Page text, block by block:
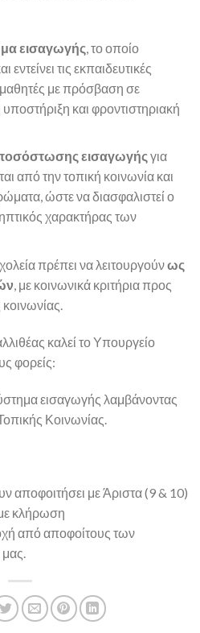
εισαγωγής, το οποίο
εντείνει τις εκπαιδευτικές
με πρόσβαση σε
και φροντιστηριακή
εισαγωγής για
από την τοπική κοινωνία και
ώστε να διασφαλιστεί ο
χαρακτήρας των
πρέπει να λειτουργούνως
, με κοινωνικά κριτήρια προς
καλεί το Υπουργείο
φορείς:
εισαγωγής λαμβάνοντας
Κοινωνίας.
αποφοιτήσει με Άριστα (9 & 10)
με κλήρωση
από αποφοίτους των